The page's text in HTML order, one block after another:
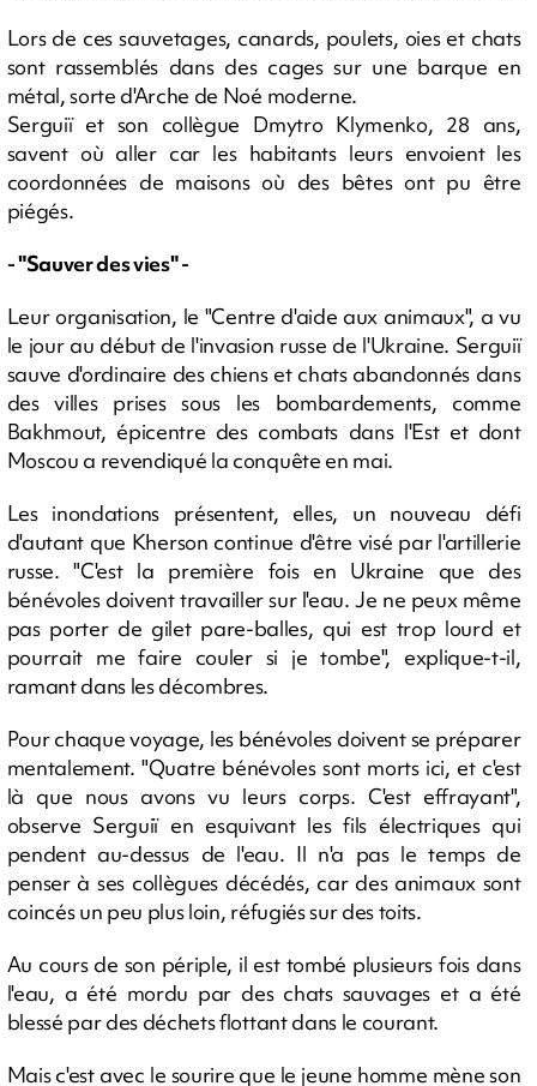
Lors de ces sauvetages, canards, poulets, oies et chats
sont rassemblés dans des cages sur une barque en
métal, sorte d'Arche de Noé moderne.
Serguiï et son collègue Dmytro Klymenko, 28 ans,
savent où aller car les habitants leurs envoient les
coordonnées de maisons où des bêtes ont pu être
piégés.
- "Sauver des vies" -
Leur organisation, le "Centre d'aide aux animaux", a vu
le jour au début de l'invasion russe de l'Ukraine. Serguiï
sauve d'ordinaire des chiens et chats abandonnés dans
des villes prises sous les bombardements, comme
Bakhmout, épicentre des combats dans l'Est et dont
Moscou a revendiqué la conquête en mai.
Les inondations présentent, elles, un nouveau défi
d'autant que Kherson continue d'être visé par l'artillerie
russe. "C'est la première fois en Ukraine que des
bénévoles doivent travailler sur l'eau. Je ne peux même
pas porter de gilet pare-balles, qui est trop lourd et
pourrait me faire couler si je tombe", explique-t-il,
ramant dans les décombres.
Pour chaque voyage, les bénévoles doivent se préparer
mentalement. "Quatre bénévoles sont morts ici, et c'est
là que nous avons vu leurs corps. C'est effrayant",
observe Serguiï en esquivant les fils électriques qui
pendent au-dessus de l'eau. Il n'a pas le temps de
penser à ses collègues décédés, car des animaux sont
coincés un peu plus loin, réfugiés sur des toits.
Au cours de son périple, il est tombé plusieurs fois dans
l'eau, a été mordu par des chats sauvages et a été
blessé par des déchets flottant dans le courant.
Mais c'est avec le sourire que le jeune homme mène son